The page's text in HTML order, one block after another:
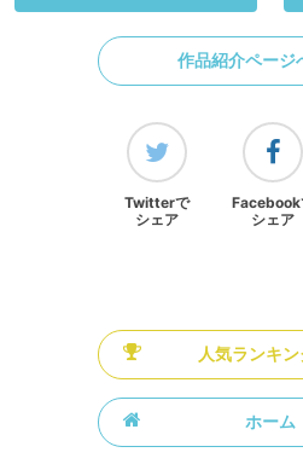
作品紹介ページ
Twitterで
シェア
Facebook
シェア
人気ランキ
ホーム